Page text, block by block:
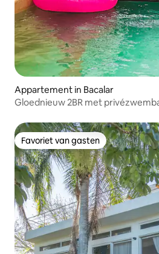
Appartement in Bacalar
Gloednieuw 2BR met
Favoriet van gasten
Favoriet van gasten